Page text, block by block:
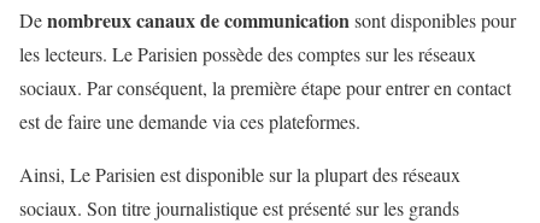
Denombreux canaux de communicationsont disponibles pour
les lecteurs. Le Parisien possède des comptes sur les réseaux
sociaux. Par conséquent, la première étape pour entrer en contact
est de faire une demande via ces plateformes.
Ainsi, Le Parisien est disponible sur la plupart des réseaux
sociaux. Son titre journalistique est présenté sur les grands